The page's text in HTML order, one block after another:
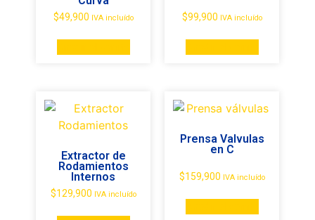
$49,900 IVA incluído $99,900 IVA incluído
Extractor de
Rodamientos
Internos
$129,900 IVA incluído
Prensa Valvulas
en C
$159,900 IVA incluído